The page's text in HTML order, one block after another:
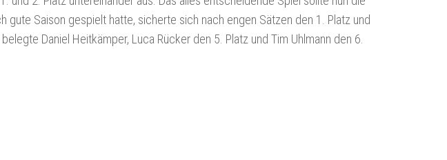
gute Saison gespielt hatte, sicherte sich nach engen Sätzen den 1. Platz und
Daniel Heitkämper, Luca Rücker den 5. Platz und Tim Uhlmann den 6.